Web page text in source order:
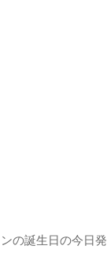
の誕生日の今日発